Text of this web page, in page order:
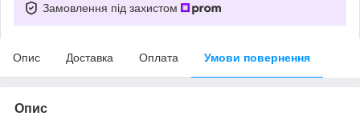
Замовлення під захистом
Опис Доставка Оплата Умови повернення
Опис